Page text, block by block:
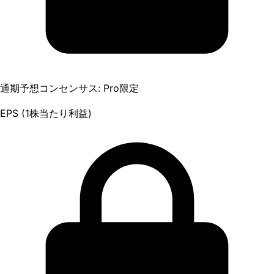
通期予想コンセンサス: Pro限定
EPS (1株当たり利益)